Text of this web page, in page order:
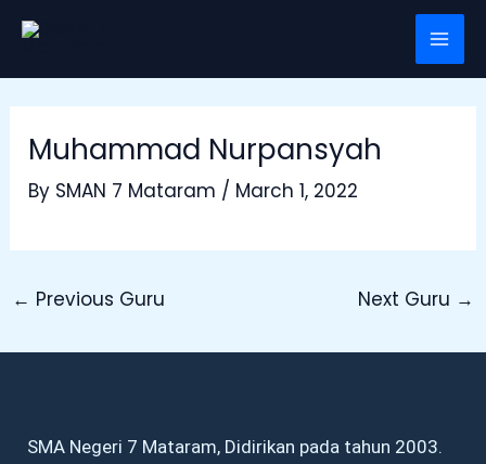
Skip
content
Main
Muhammad Nurpansyah
By SMAN 7 Mataram / March 1, 2022
Post
navigation
← Previous Guru Next Guru →
SMA Negeri 7 Mataram, Didirikan pada tahun 2003.